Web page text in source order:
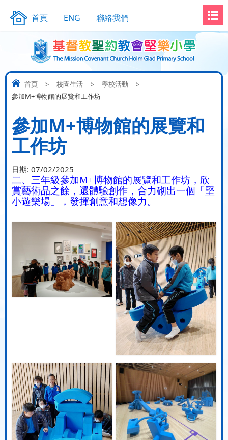
首頁 ENG 聯絡我們
首頁 > 校園生活 > 學校活動
>
參加M+博物館的展覽和工作坊
參加M+博物館的展覽和
工作坊
日期: 07/02/2025
二、三年級參加M+博物館的展覽和工作坊，欣
賞藝術品之餘，還體驗創作，合力砌出一個「堅
小遊樂場」，發揮創意和想像力。